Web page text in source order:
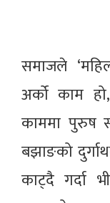
समाजले
अर्को काम
काममा पुरुष
बझाङको
काट्दै गर्दा